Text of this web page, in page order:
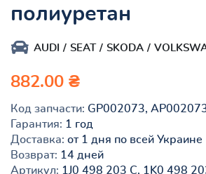
полиуретан
AUDI SEAT SKODA
882.00 ₴
Код запчасти: GP002073,
Гарантия: 1 год
Доставка: от 1 дня по всей Украине
Возврат: 14 дней
Артикул: 1J0 498 203 C, 1K0 498